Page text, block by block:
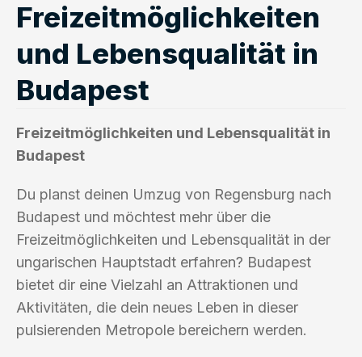
Freizeitmöglichkeiten
und Lebensqualität in
Budapest
Freizeitmöglichkeiten und Lebensqualität in
Budapest
Du planst deinen Umzug von Regensburg nach
Budapest und möchtest mehr über die
Freizeitmöglichkeiten und Lebensqualität in der
ungarischen Hauptstadt erfahren? Budapest
bietet dir eine Vielzahl an Attraktionen und
Aktivitäten, die dein neues Leben in dieser
pulsierenden Metropole bereichern werden.